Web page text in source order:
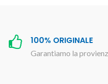
100% ORIGINALE
Garantiamo la